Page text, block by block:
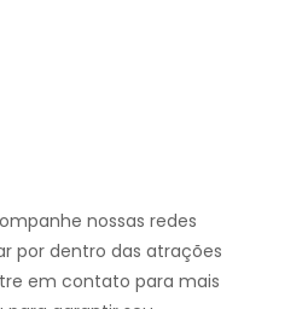
nossas redes
por dentro das atrações
em contato para mais